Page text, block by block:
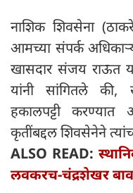
नाशिक शिवसेना
आमच्या संपर्क
खासदार संजय राऊत
यांनी सांगितले की,
हकालपट्टी
कृतींबद्दल शिवसेनेने
ALSO READ:
लवकरच-चंद्रशेखर